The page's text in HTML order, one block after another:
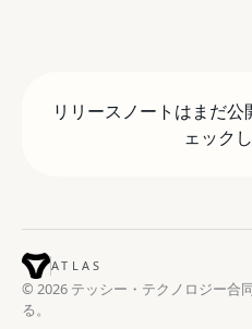
リリースノートはまだ
ェック
ATLAS
© 2026 テッシー・テクノロジー合
る。